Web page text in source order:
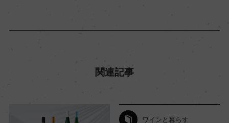
関連記事
ワインと暮らす